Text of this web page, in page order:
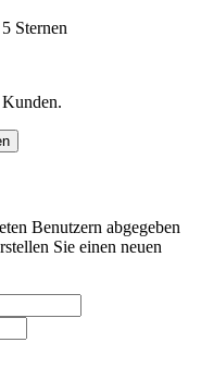
Sternen
Benutzern abgegeben
Sie einen neuen